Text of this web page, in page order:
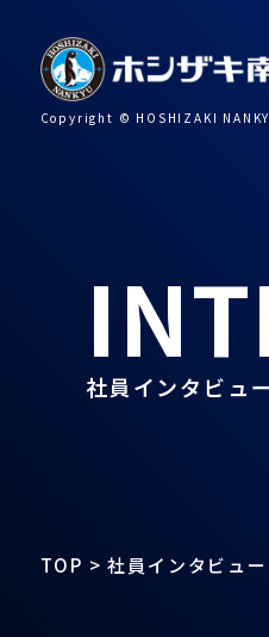
Copyright © HOSHIZAKI
社員インタビュー
TOP >社員インタビュー